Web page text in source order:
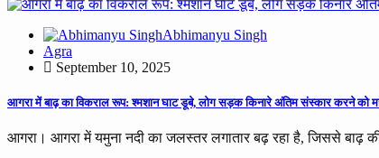
Abhimanyu Singh
Agra
September 10, 2025
आगरा में बाढ़ का विकराल रूप: श्मशान घाट डूबे, लोग सड़क किनारे अंतिम संस्कार करने को
आगरा। आगरा में यमुना नदी का जलस्तर लगातार बढ़ रहा है, जिससे बाढ़